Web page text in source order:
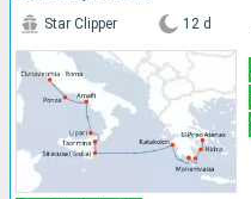
Star Clipper 12 d